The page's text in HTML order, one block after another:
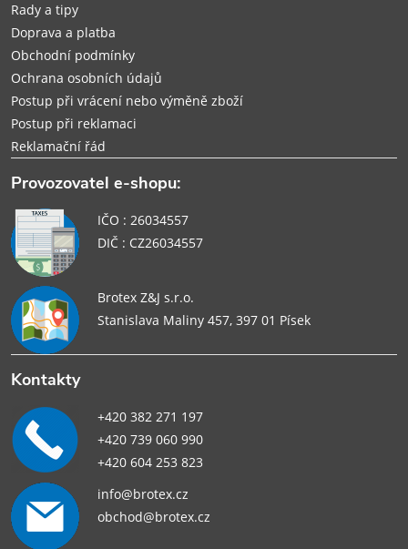
Rady a tipy
Doprava a platba
Obchodní podmínky
Ochrana osobních údajů
Postup při vrácení nebo výměně zboží
Postup při reklamaci
Reklamační řád
Provozovatel e-shopu:
IČO : 26034557
DIČ : CZ26034557
Brotex Z&J s.r.o.
Stanislava Maliny 457, 397 01 Písek
Kontakty
+420 382 271 197
+420 739 060 990
+420 604 253 823
info@brotex.cz
obchod@brotex.cz